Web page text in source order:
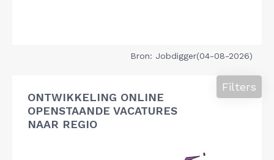
Bron: Jobdigger(04-08-2026)
ONTWIKKELING ONLINE
OPENSTAANDE VACATURES
NAAR REGIO
Filters